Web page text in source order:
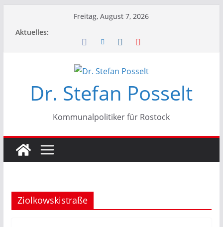
Freitag, August 7, 2026
Aktuelles:
Dr. Stefan Posselt
Kommunalpolitiker für Rostock
Ziolkowskistraße